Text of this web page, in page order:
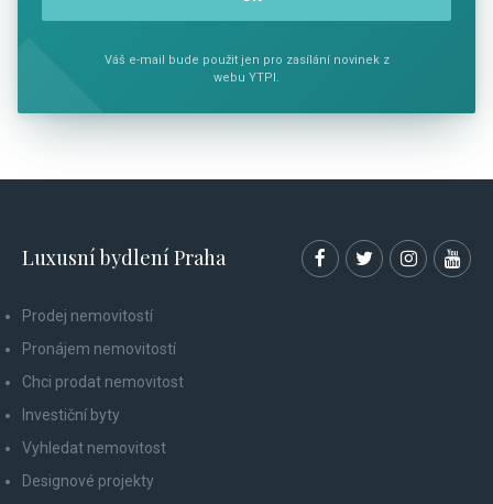
Váš e-mail bude použit jen pro zasílání novinek z
webu YTPI.
Luxusní bydlení Praha
Prodej nemovitostí
Pronájem nemovitostí
Chci prodat nemovitost
Investiční byty
Vyhledat nemovitost
Designové projekty